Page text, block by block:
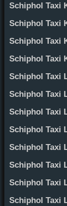
Schiphol Taxi
Schiphol Taxi
Schiphol Taxi
Schiphol Taxi
Schiphol Taxi
Schiphol Taxi
Schiphol Taxi
Schiphol Taxi
Schiphol Taxi
Schiphol Taxi
Schiphol Taxi
Schiphol Taxi